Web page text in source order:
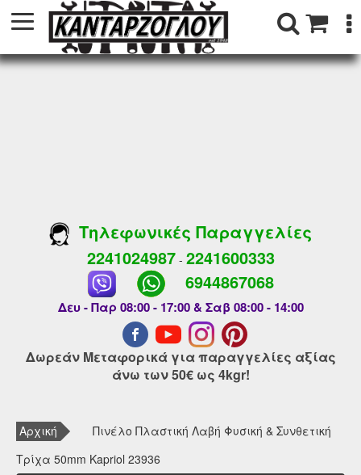
Τηλεφωνικές Παραγγελίες
2241024987- 2241600333
6944867068
Δευ - Παρ 08:00 - 17:00 & Σαβ 08:00 - 14:00
Δωρεάν Μεταφορικά για παραγγελίες αξίας
άνω των 50€ ως 4kgr!
Αρχική
Πινέλο Πλαστική Λαβή Φυσική & Συνθετική
Τρίχα 50mm Kapriol 23936